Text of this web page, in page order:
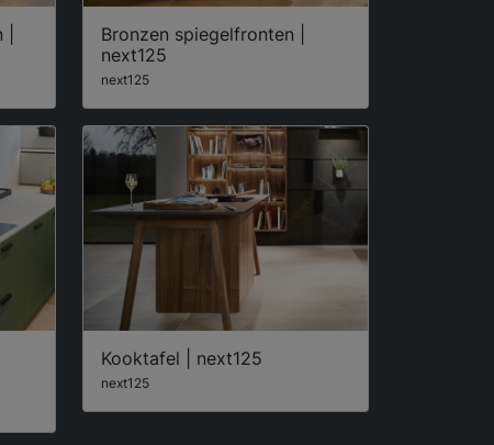
Bronzen spiegelfronten |
next125
next125
Kooktafel | next125
next125